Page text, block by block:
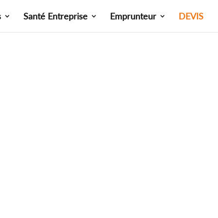
Santé Entreprise Emprunteur DEVIS